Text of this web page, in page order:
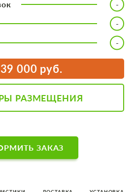
000 руб.
РАЗМЕЩЕНИЯ
ЗАКАЗ